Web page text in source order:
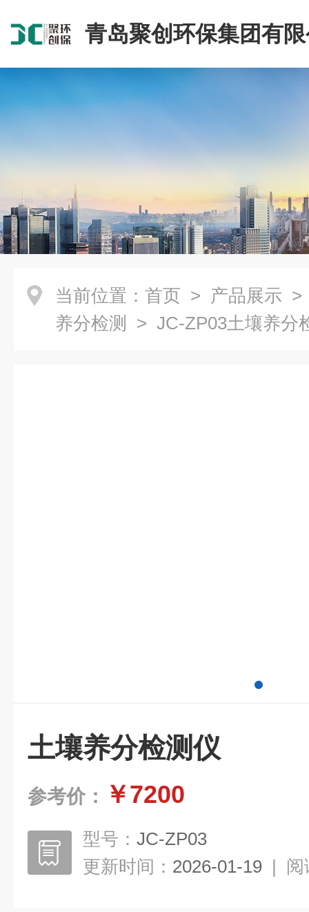
青岛聚创环保集团有
当前位置： 首页 > 产品展示
养分检测
> JC-ZP03土壤养分
土壤养分检测仪
参考价： ￥7200
型号： JC-ZP03
更新时间： 2026-01-19 | 阅